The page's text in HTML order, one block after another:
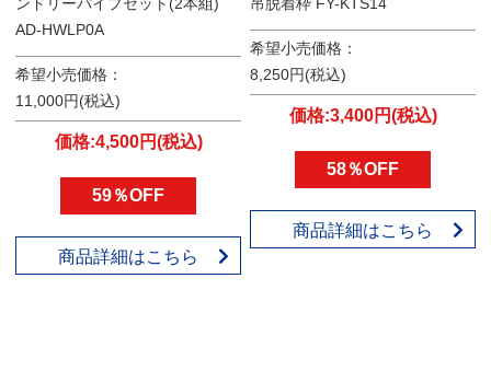
ンドリーパイプセット(2本組)
AD-HWLP0A
希望小売価格：
11,000円(税込)
価格:4,500円(税込)
59％OFF
商品詳細はこちら
吊脱着枠 FY-KTS14
希望小売価格：
8,250円(税込)
価格:3,400円(税込)
58％OFF
商品詳細はこちら